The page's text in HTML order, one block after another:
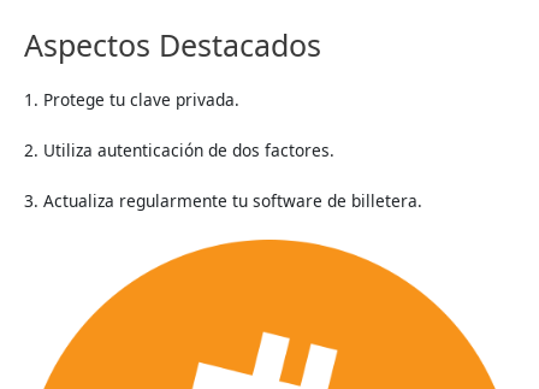
Aspectos Destacados
1. Protege tu clave privada.
2. Utiliza autenticación de dos factores.
3. Actualiza regularmente tu software de billetera.